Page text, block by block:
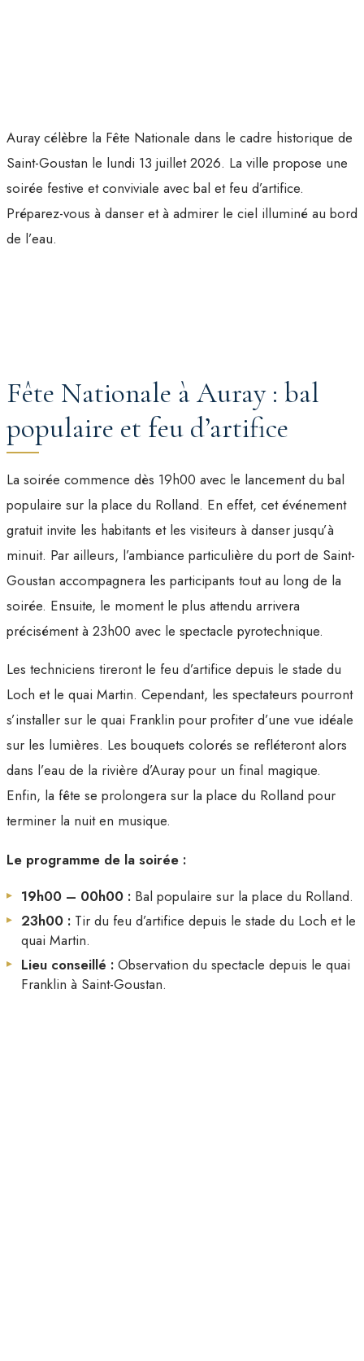
Auray célèbre la Fête Nationale dans le cadre historique de
Saint-Goustan le lundi 13 juillet 2026. La ville propose une
soirée festive et conviviale avec bal et feu d’artifice.
Préparez-vous à danser et à admirer le ciel illuminé au bord
de l’eau.
Fête Nationale à Auray : bal
populaire et feu d’artifice
La soirée commence dès 19h00 avec le lancement du bal
populaire sur la place du Rolland. En effet, cet événement
gratuit invite les habitants et les visiteurs à danser jusqu’à
minuit. Par ailleurs, l’ambiance particulière du port de Saint-
Goustan accompagnera les participants tout au long de la
soirée. Ensuite, le moment le plus attendu arrivera
précisément à 23h00 avec le spectacle pyrotechnique.
Les techniciens tireront le feu d’artifice depuis le stade du
Loch et le quai Martin. Cependant, les spectateurs pourront
s’installer sur le quai Franklin pour profiter d’une vue idéale
sur les lumières. Les bouquets colorés se refléteront alors
dans l’eau de la rivière d’Auray pour un final magique.
Enfin, la fête se prolongera sur la place du Rolland pour
terminer la nuit en musique.
Le programme de la soirée :
19h00 – 00h00 : Bal populaire sur la place du Rolland.
23h00 : Tir du feu d’artifice depuis le stade du Loch et le
quai Martin.
Lieu conseillé : Observation du spectacle depuis le quai
Franklin à Saint-Goustan.